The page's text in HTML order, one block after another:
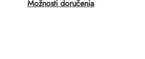
Možnosti doručenia